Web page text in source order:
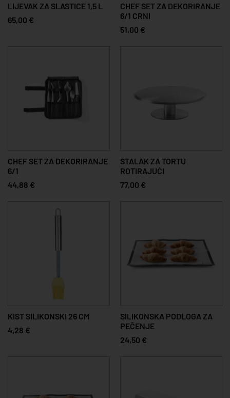
LIJEVAK ZA SLASTICE 1,5 L
65,00 €
CHEF SET ZA DEKORIRANJE
6/1 CRNI
51,00 €
CHEF SET ZA DEKORIRANJE
6/1
44,88 €
STALAK ZA TORTU
ROTIRAJUĆI
77,00 €
KIST SILIKONSKI 26 CM
4,28 €
SILIKONSKA PODLOGA ZA
PEČENJE
24,50 €